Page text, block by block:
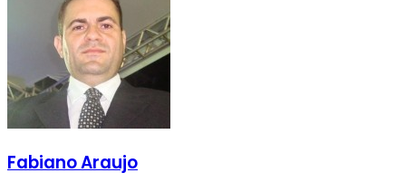
Fabiano Araujo